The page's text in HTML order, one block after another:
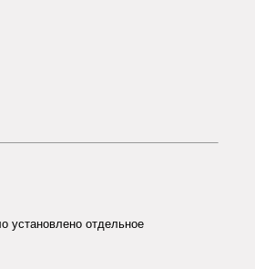
установлено отдельное